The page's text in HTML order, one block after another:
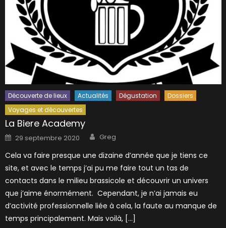
Découverte de lieux Actualités Dégustation
Dossiers
Voyages et découvertes
La Biere Academy
Posted
on
29 septembre 2020 Author
Greg
Cela va faire presque une dizaine d’année que je tiens ce
site, et avec le temps j’ai pu me faire tout un tas de
contacts dans le milieu brassicole et découvrir un univers
que j’aime énormément. Cependant, je n’ai jamais eu
d’activité professionnelle liée à cela, la faute au manque de
temps principalement. Mais voilà, […]